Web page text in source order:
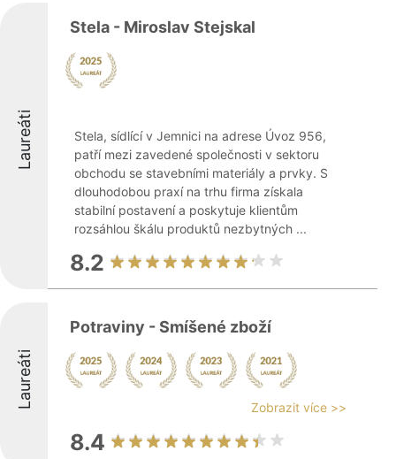
Laureáti
Stela - Miroslav Stejskal
Stela, sídlící v Jemnici na adrese Úvoz 956,
patří mezi zavedené společnosti v sektoru
obchodu se stavebními materiály a prvky. S
dlouhodobou praxí na trhu firma získala
stabilní postavení a poskytuje klientům
rozsáhlou škálu produktů nezbytných ...
8.2
Laureáti
Potraviny - Smíšené zboží
Zobrazit více >>
8.4